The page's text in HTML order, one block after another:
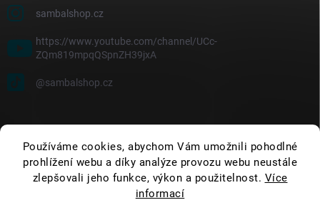
Používáme cookies, abychom Vám umožnili pohodlné
prohlížení webu a díky analýze provozu webu neustále
zlepšovali jeho funkce, výkon a použitelnost. Více
informací
sambalshop.cz
https://www.youtube.com/channel/UCc-
ZQm819mpqQSpnZH39jxA
@sambalshop.cz